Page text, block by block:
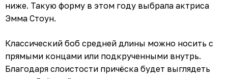
ниже. Такую форму в этом году выбрала актриса
Эмма Стоун.
Классический боб средней длины можно носить с
прямыми концами или подкрученными внутрь.
Благодаря слоистости причёска будет выглядеть